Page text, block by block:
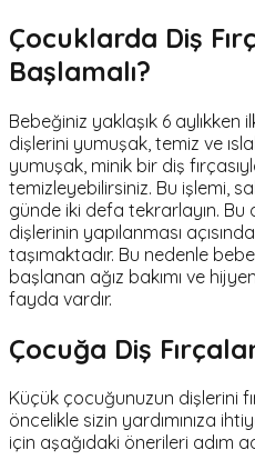
Çocuklarda Diş
Başlamalı?
Bebeğiniz yaklaşık 6 aylıkken
dişlerini yumuşak, temiz ve
yumuşak, minik bir diş
temizleyebilirsiniz. Bu işlemi,
günde iki defa tekrarlayın. Bu
dişlerinin yapılanması
taşımaktadır. Bu nedenle
başlanan ağız bakımı ve
fayda vardır.
Çocuğa Diş
Küçük çocuğunuzun dişlerini
öncelikle sizin yardımınıza
için aşağıdaki önerileri adım